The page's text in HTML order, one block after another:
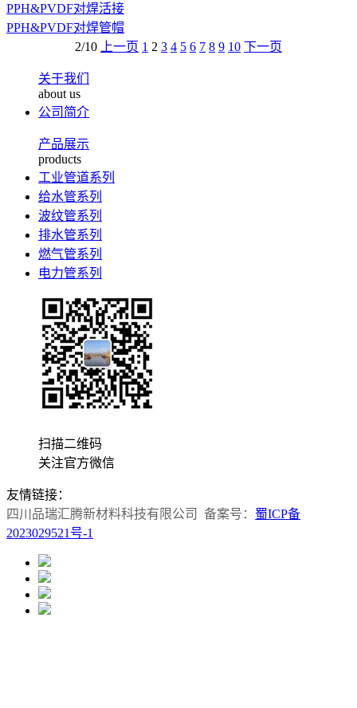
PPH&PVDF对焊活接
PPH&PVDF对焊管帽
2/10
上一页 1 2 3 4 5 6 7 8 9 10 下一页
关于我们
about us
公司简介
产品展示
products
工业管道系列
给水管系列
波纹管系列
排水管系列
燃气管系列
电力管系列
扫描二维码
关注官方微信
友情链接：
四川品瑞汇腾新材料科技有限公司 备案号： 蜀ICP备
2023029521号-1